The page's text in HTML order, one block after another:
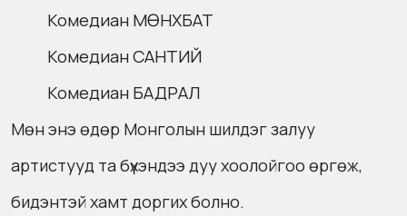
Комедиан МӨНХБАТ
Комедиан САНТИЙ
Комедиан БАДРАЛ
Мөн энэ өдөр Монголын шилдэг залуу
артистууд та бүхэндээ дуу хоолойгоо өргөж,
бидэнтэй хамт доргих болно.